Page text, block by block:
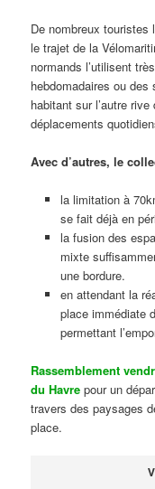
De nombreux touristes
le trajet de la
normands l’utilisent
hebdomadaires ou
habitant sur l’autre
déplacements
Avec d’autres, le
la limitation à
se fait déjà en
la fusion des
mixte
une bordure.
en attendant la
place immédiate
permettant
Rassemblement
du Havre pour un
travers des paysages
place.